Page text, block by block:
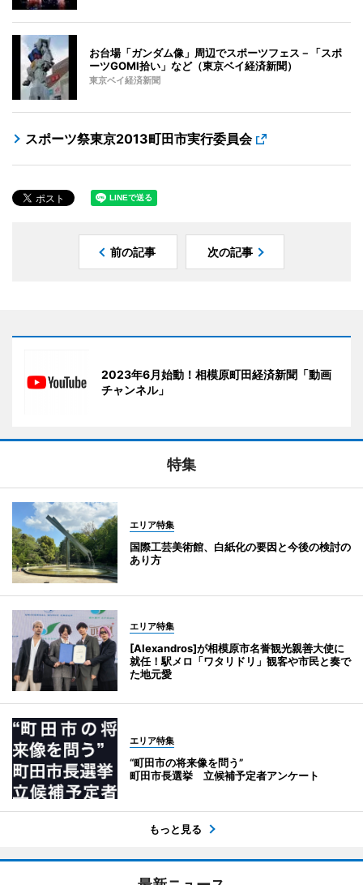
お台場「ガンダム像」周辺でスポーツフェス－「スポ
ーツGOMI拾い」など（東京ベイ経済新聞）
東京ベイ経済新聞
スポーツ祭東京2013町田市実行委員会
前の記事 次の記事
2023年6月始動！相模原町田経済新聞「動画
チャンネル」
特集
エリア特集
国際工芸美術館、白紙化の要因と今後の検討の
あり方
エリア特集
[Alexandros]が相模原市名誉観光親善大使に
就任！駅メロ「ワタリドリ」観客や市民と奏で
た地元愛
エリア特集
“町田市の将来像を問う”
町田市長選挙 立候補予定者アンケート
もっと見る